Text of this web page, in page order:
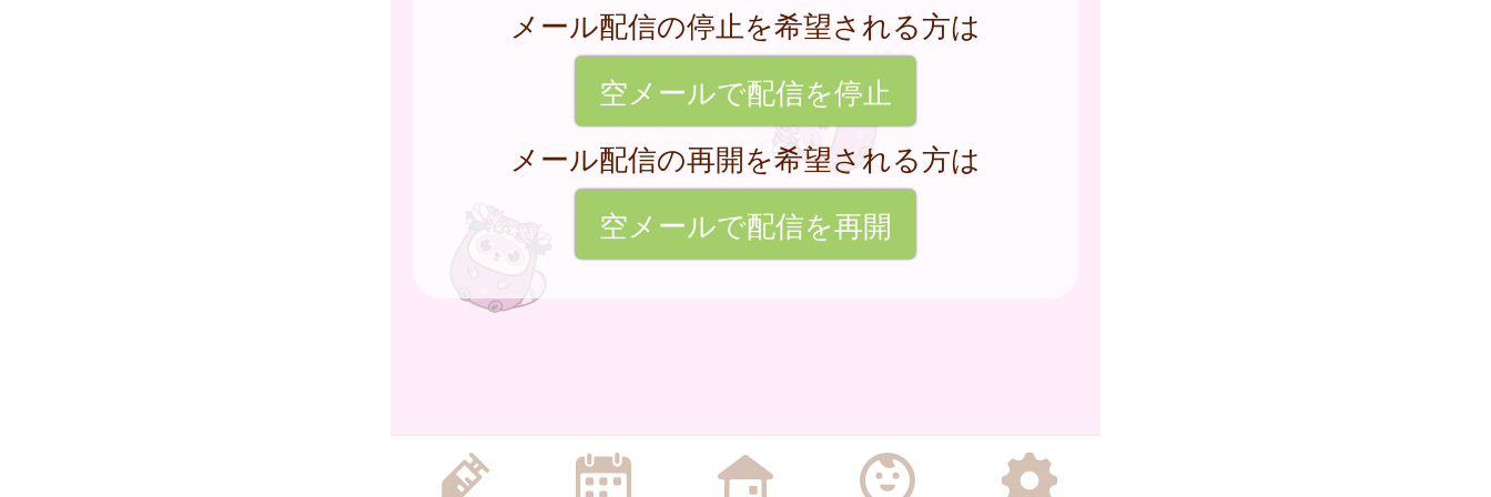
メール配信の停止を希望される方は
空メールで配信を停止
メール配信の再開を希望される方は
空メールで配信を再開